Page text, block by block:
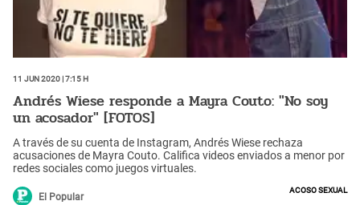
11 Jun 2020 | 7:15 h
Andrés Wiese responde a Mayra Couto: "No soy
un acosador" [FOTOS]
A través de su cuenta de Instagram, Andrés Wiese rechaza
acusaciones de Mayra Couto. Califica videos enviados a menor por
redes sociales como juegos virtuales.
El Popular
Acoso sexual